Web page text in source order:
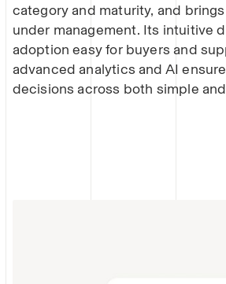
category and maturity, and
under management. Its intuitive
adoption easy for buyers and
advanced analytics and AI
decisions across both simple